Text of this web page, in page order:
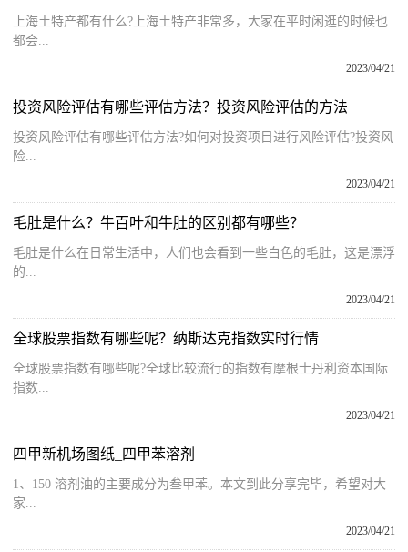
上海土特产都有什么?上海土特产非常多，大家在平时闲逛的时候也
都会...
2023/04/21
投资风险评估有哪些评估方法？投资风险评估的方法
投资风险评估有哪些评估方法?如何对投资项目进行风险评估?投资风
险...
2023/04/21
毛肚是什么？牛百叶和牛肚的区别都有哪些？
毛肚是什么在日常生活中，人们也会看到一些白色的毛肚，这是漂浮
的...
2023/04/21
全球股票指数有哪些呢？纳斯达克指数实时行情
全球股票指数有哪些呢?全球比较流行的指数有摩根士丹利资本国际
指数...
2023/04/21
四甲新机场图纸_四甲苯溶剂
1、150 溶剂油的主要成分为叁甲苯。本文到此分享完毕，希望对大
家...
2023/04/21